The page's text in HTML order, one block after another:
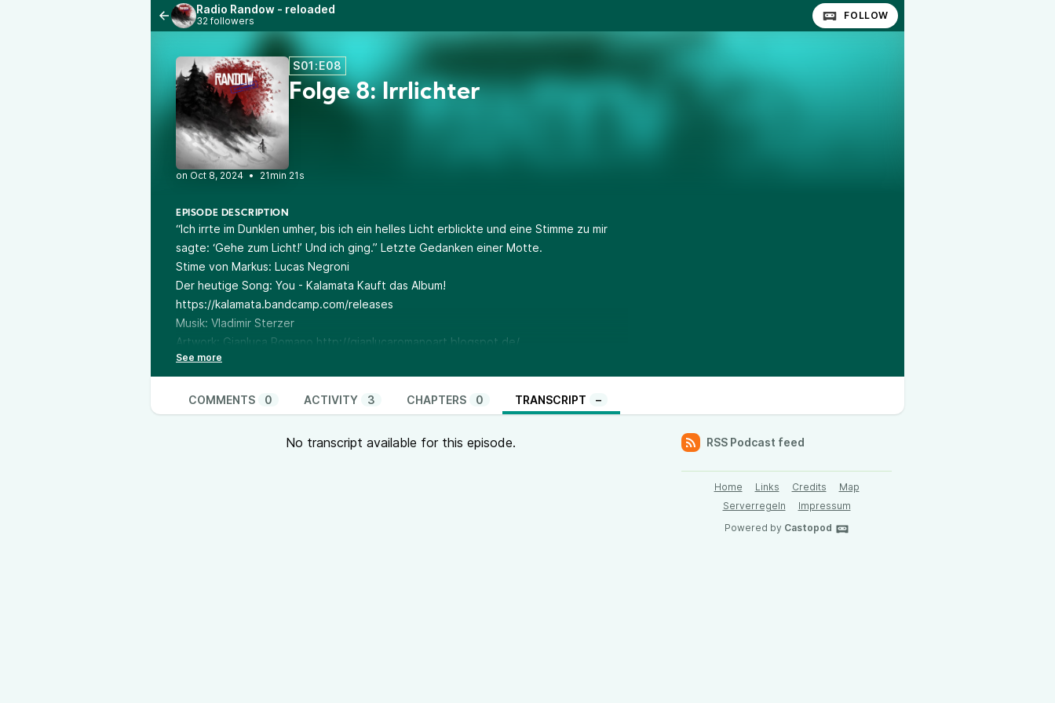
Radio Randow - reloaded
32 followers FOLLOW
S01:E08
Folge 8: Irrlichter
• 21min 21s
EPISODE DESCRIPTION
“Ich irrte im Dunklen umher, bis ich ein helles Licht erblickte und eine Stimme zu mir
sagte: ‘Gehe zum Licht!’ Und ich ging.” Letzte Gedanken einer Motte.
Stime von Markus: Lucas Negroni
Der heutige Song: You - Kalamata Kauft das Album!
https://kalamata.bandcamp.com/releases
Musik: Vladimir Sterzer
Artwork: Gianluca Romano http://gianlucaromanoart.blogspot.de/
Kontakt:
@randow_reloaded@podcasts.homes(da die Föderation mit Castopod noch nicht zu
100% rund läuft, bitte auch @crossgolf_rebel@moppels.bar
mitbenutzen)
mail:radio-randow@tutanota.de
COMMENTS 0 ACTIVITY 3 CHAPTERS 0 TRANSCRIPT –
No transcript available for this episode. RSS Podcast feed
Home Links Credits
Map
Serverregeln
Impressum
Powered by Castopod